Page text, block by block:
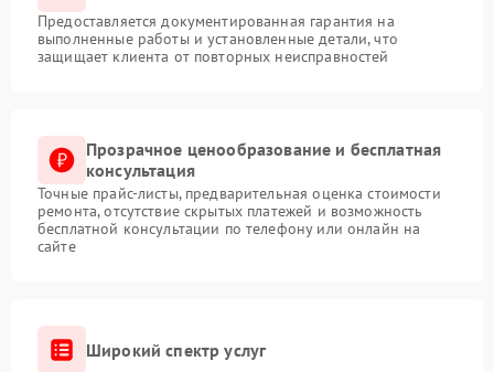
Предоставляется документированная гарантия на
выполненные работы и установленные детали, что
защищает клиента от повторных неисправностей
Прозрачное ценообразование и бесплатная
консультация
Точные прайс-листы, предварительная оценка стоимости
ремонта, отсутствие скрытых платежей и возможность
бесплатной консультации по телефону или онлайн на
сайте
Широкий спектр услуг